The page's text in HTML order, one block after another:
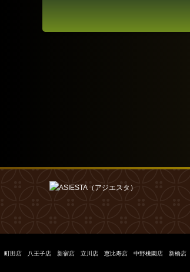
町田店
八王子店 新宿店 立川店 恵比寿店 中野桃園店 新橋店